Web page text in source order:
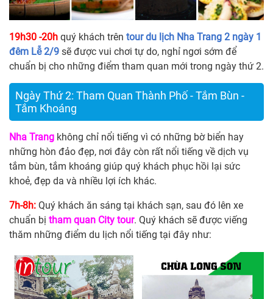
19h30 -20h quý khách trên tour du lịch Nha Trang 2 ngày 1
đêm Lễ 2/9 sẽ được vui chơi tự do, nghỉ ngơi sớm để
chuẩn bị cho những điểm tham quan mới trong ngày thứ 2.
Ngày Thứ 2: Tham Quan Thành Phố - Tắm Bùn -
Tắm Khoáng
Nha Trang không chỉ nổi tiếng vì có những bờ biển hay
những hòn đảo đẹp, nơi đây còn rất nổi tiếng về dịch vụ
tắm bùn, tắm khoáng giúp quý khách phục hồi lại sức
khoẻ, đẹp da và nhiều lợi ích khác.
7h-8h: Quý khách ăn sáng tại khách sạn, sau đó lên xe
chuẩn bị tham quan City tour. Quý khách sẽ được viếng
thăm những điểm du lịch nổi tiếng tại đây như: